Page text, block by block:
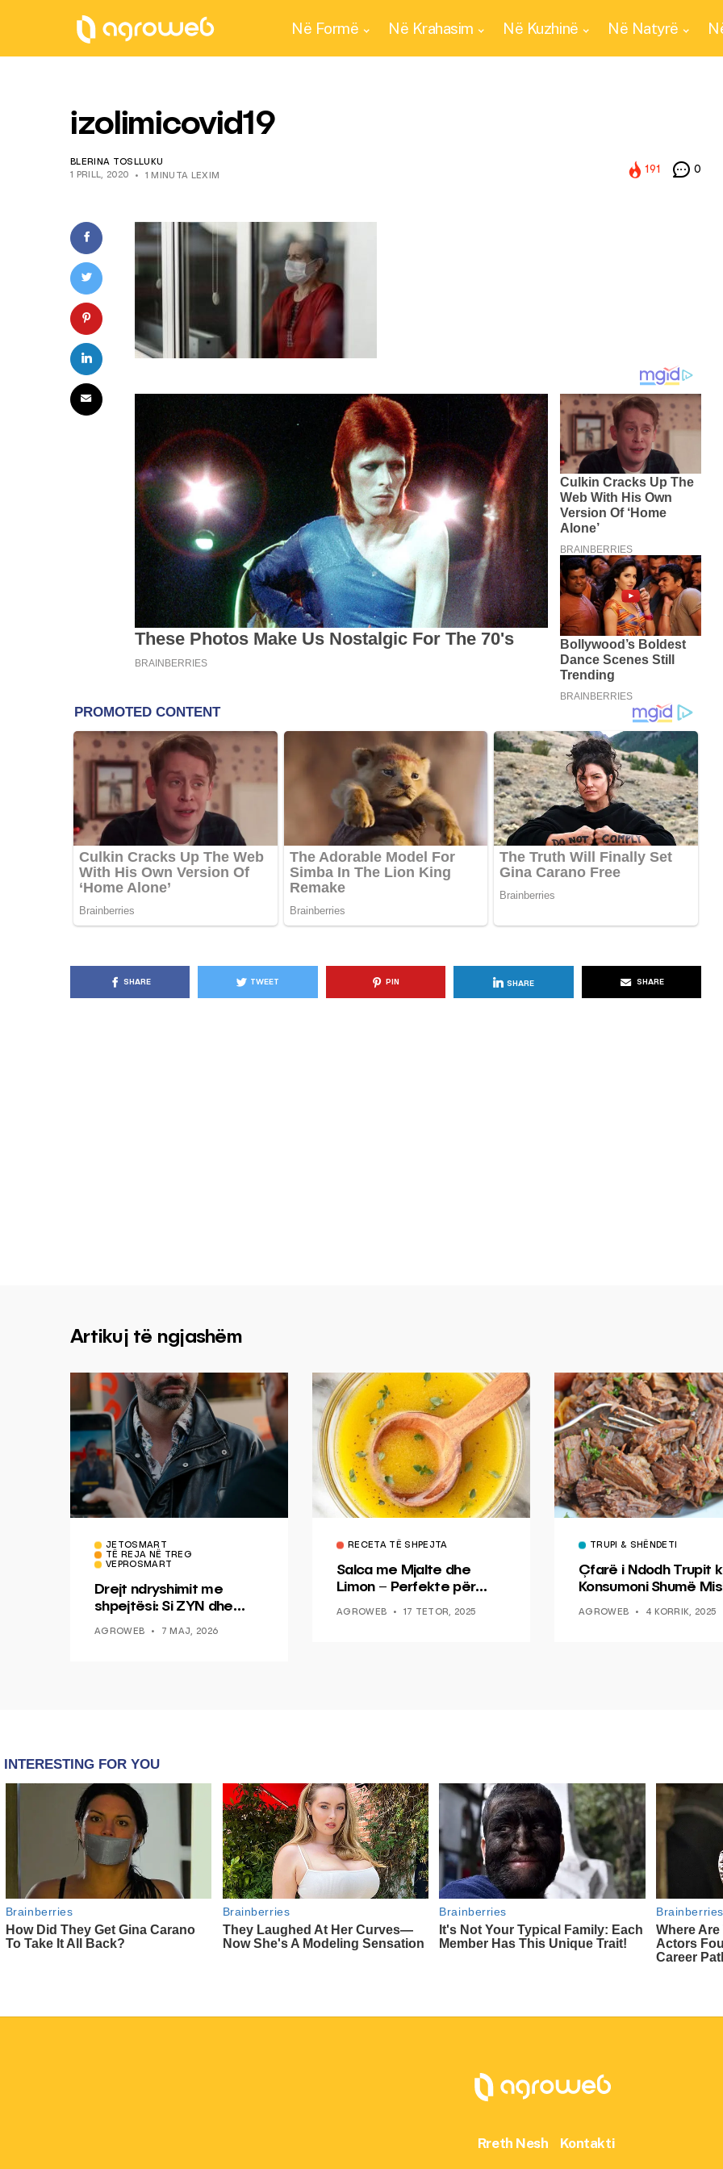
Në Formë Në Krahasim Në Kuzhinë Në Natyrë
izolimicovid19
BLERINA TOSLLUKU
1 PRILL, 2020
1 MINUTA LEXIM
191 0
SHARE TWEET PIN SHARE SHARE
KËSHILLA & IDE
Pse Nuk Duhet të Përdorni
Letrën e Aluminit për Ruajtjen
e Ushqimeve
AGROWEB 7 QERSHOR, 2025
KËSHILLA & IDE
Rreziqet dhe Problemet që
Vijnë Nga Akulloret e
Vjetëruara
AGROWEB 10 QERSHOR, 2025
Artikuj të ngjashëm
JETOSMART
TË REJA NË TREG
VEPROSMART
Drejt ndryshimit me
shpejtësi: Si ZYN dhe
epokë të re pa tym
AGROWEB 7 MAJ, 2026
RECETA TË SHPEJTA
Salca me Mjalte dhe
Limon – Perfekte për
AGROWEB 17 TETOR, 2025
TRUPI & SHËNDETI
Çfarë i Ndodh Trupit
Konsumoni Shumë
AGROWEB 4 KORRIK, 2025
Rreth Nesh Kontakti